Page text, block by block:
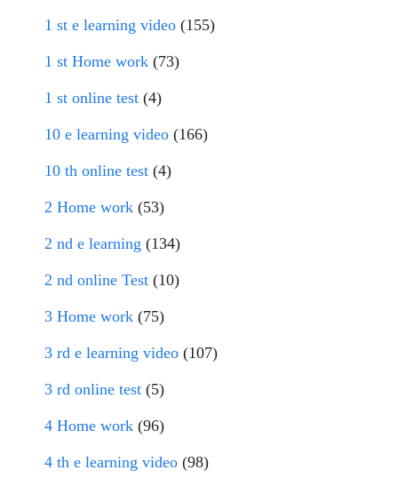
1 st e learning video (155)
1 st Home work (73)
1 st online test (4)
10 e learning video (166)
10 th online test (4)
2 Home work (53)
2 nd e learning (134)
2 nd online Test (10)
3 Home work (75)
3 rd e learning video (107)
3 rd online test (5)
4 Home work (96)
4 th e learning video (98)